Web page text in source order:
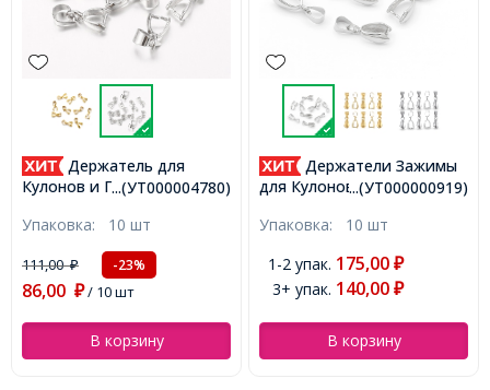
...(УТ000000919)
Держатели Зажимы
для Кулонов и Подвесок
14x7х6мм, Отверстие
4х6мм, (УТ000000919)
Упаковка: 10 шт
1-2 упак.
175,00
3+ упак. 140,00
В корзину
...(УТ0002564 )
Бусины Зажимные
Стопперы, Кримпы, Латунь,
Размер: 1.5х2мм,
475шт (УТ0002564)
Упаковка: 5 г
141,00₽ -28%
101,00 ₽ / 5 г
В корзину